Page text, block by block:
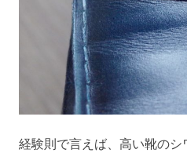
経験則で言えば、高い靴の